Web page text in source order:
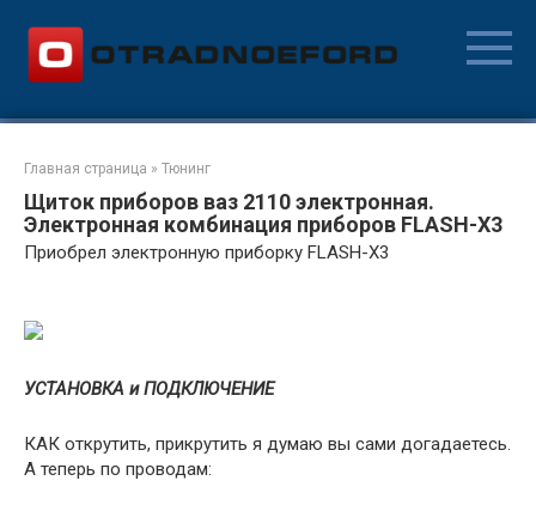
контенту
Главная страница » Тюнинг
Щиток приборов ваз 2110 электронная.
Электронная комбинация приборов FLASH-X3
Приобрел электронную приборку FLASH-X3
УСТАНОВКА и ПОДКЛЮЧЕНИЕ
КАК открутить, прикрутить я думаю вы сами догадаетесь.
А теперь по проводам: